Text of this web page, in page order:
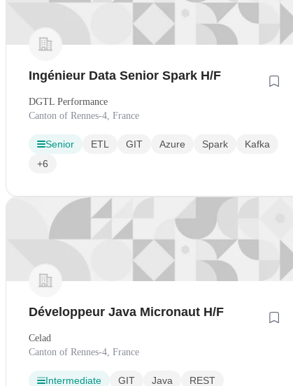
Ingénieur Data Senior Spark H/F
DGTL Performance
Canton of Rennes-4, France
Senior ETL GIT Azure Spark
Kafka
+6
Développeur Java Micronaut H/F
Celad
Canton of Rennes-4, France
Intermediate GIT Java REST